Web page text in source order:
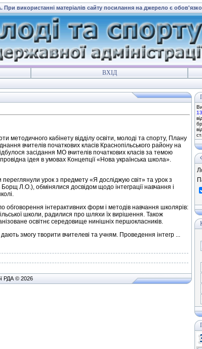
При використанні матеріалів сайту посилання на джерело є
ВХІД
методичного кабінету відділу освіти, молоді та спорту, Плану
вчителів початкових класів Краснопільського району на
засідання МО вчителів початкових класів за темою
провідна ідея в умовах Концепції «Нова українська школа».
переглянули урок з предмету «Я досліджую світ» та урок з
Борщ Л.О.), обмінялися досвідом щодо інтеграції навчання і
початковій школі.
обговорення інтерактивних форм і методів навчання школярів:
школи, радилися про шляхи їх вирішення. Також
освітнє середовище нинішніх першокласників.
змогу творити вчителеві та учням. Проведення інтегр ...
РДА © 2026